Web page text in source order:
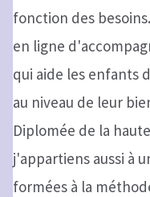
fonction des
en ligne
qui aide les enfants
au niveau de leur
Diplomée de la
j'appartiens aussi à
formées à la